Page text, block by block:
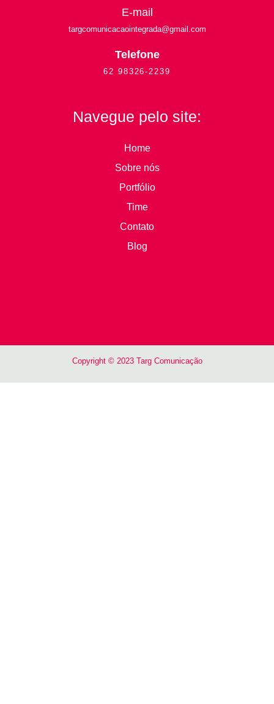
E-mail
targcomunicacaointegrada@gmail.com
Telefone
62 98326-2239
Navegue pelo site:
Home
Sobre nós
Portfólio
Time
Contato
Blog
Copyright © 2023 Targ Comunicação